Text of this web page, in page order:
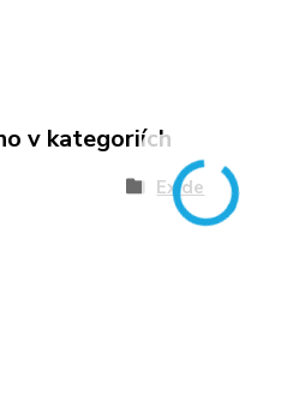
v kategoriích
Exide